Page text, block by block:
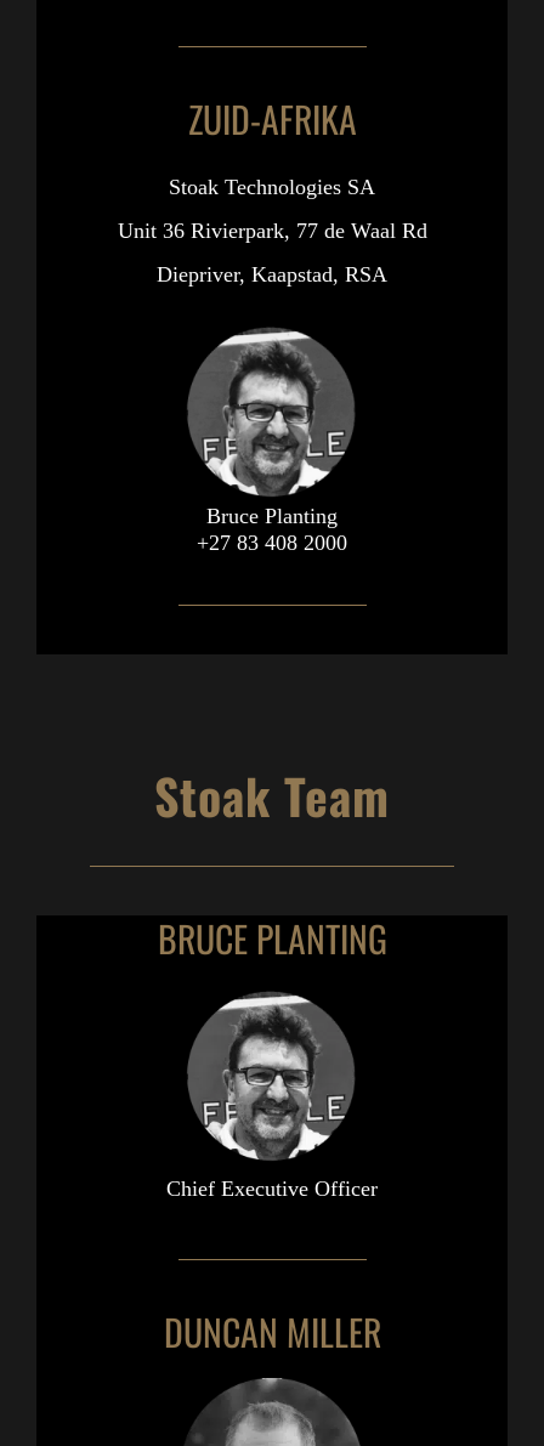
ZUID-AFRIKA
Stoak Technologies SA
Unit 36 Rivierpark, 77 de Waal Rd
Diepriver, Kaapstad, RSA
Bruce Planting
+27 83 408 2000
Stoak Team
BRUCE PLANTING
Chief Executive Officer
DUNCAN MILLER